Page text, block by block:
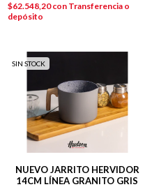
$62.548,20con Transferencia o
depósito
SIN STOCK
NUEVO JARRITO HERVIDOR
14CM LÍNEA GRANITO GRIS